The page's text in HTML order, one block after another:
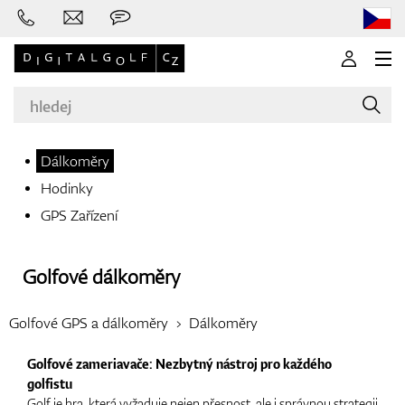
Golfové hole
Oblečení
Dálkoměry
Hodinky
GPS Zařízení
Golfové dálkoměry
Golfové GPS a dálkoměry Dálkoměry
Golfové zameriavače: Nezbytný nástroj pro každého
golfistu